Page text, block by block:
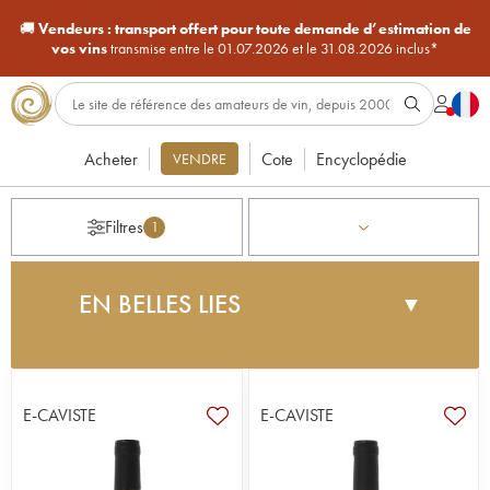
🚚Vendeurs : transport offert pour toute demande d’estimation de
vos vinstransmise entre le 01.07.2026 et le 31.08.2026 inclus*
Acheter VENDRE Cote Encyclopédie
Filtres 1
EN BELLES LIES ▼
le vin en créant la maison En Belles Lies en 2009.
« Je ne suis pas vigneron, pas bourguignon non
plus. J’avais un grand désir de quitter la ville, ayant
toujours été passionné par le vin. La vigne, je n’y
E-CAVISTE E-CAVISTE